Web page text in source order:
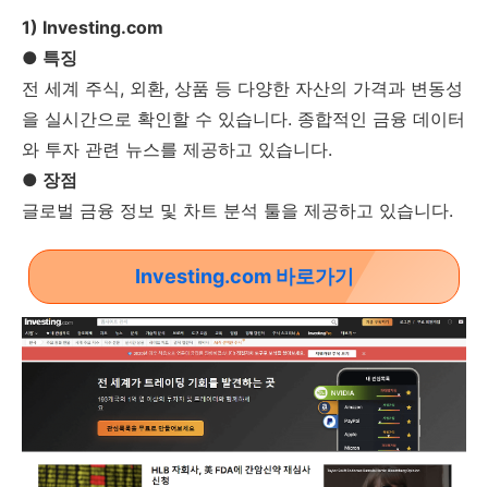
1) Investing.com
● 특징
전 세계 주식, 외환, 상품 등 다양한 자산의 가격과 변동성
을 실시간으로 확인할 수 있습니다. 종합적인 금융 데이터
와 투자 관련 뉴스를 제공하고 있습니다.
● 장점
글로벌 금융 정보 및 차트 분석 툴을 제공하고 있습니다.
Investing.com 바로가기